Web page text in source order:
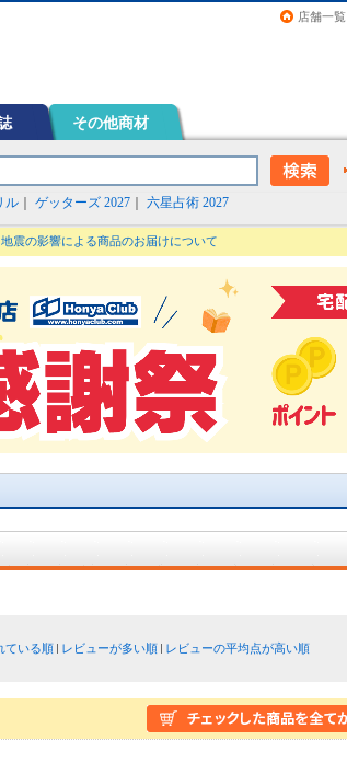
店舗一覧
その他商材
ル ゲッターズ 2027 六星占術 2027
地震の影響による商品のお届けについて
ている順 レビューが多い順
レビューの平均点が高い順